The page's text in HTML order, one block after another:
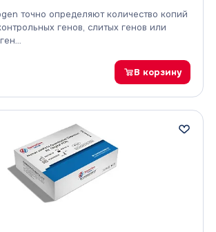
точно определяют количество копий
генов, слитых генов или
В корзину